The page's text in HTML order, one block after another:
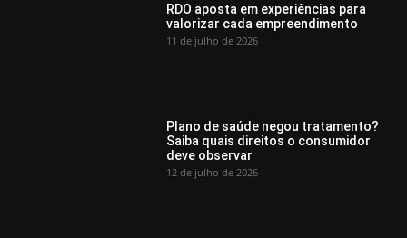
RDO aposta em experiências para
valorizar cada empreendimento
11 de julho de 2026
Plano de saúde negou tratamento?
Saiba quais direitos o consumidor
deve observar
12 de julho de 2026